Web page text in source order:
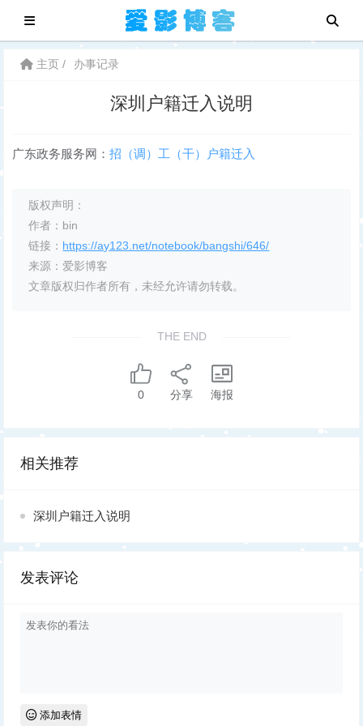
主页 办事记录
深圳户籍迁入说明
广东政务服务网：招（调）工（干）户籍迁入
版权声明：
作者：bin
链接： https://ay123.net/notebook/bangshi/646/
来源：爱影博客
文章版权归作者所有，未经允许请勿转载。
THE END
0 分享 海报
相关推荐
深圳户籍迁入说明
发表评论
添加表情